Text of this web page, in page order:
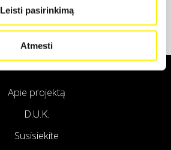
Leisti pasirinkimą
Atmesti
Apie projektą
D.U.K.
Susisiekite